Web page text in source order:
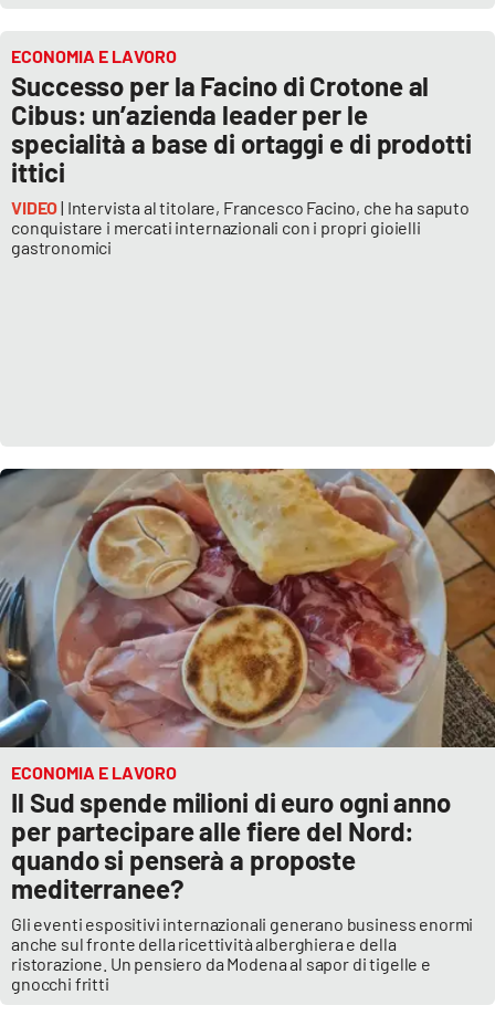
EDIZIONI
LOCALI
Catanzaro
Crotone
Vibo Valentia
PROGETTI
SPECIALI
Buona Sanità Calabria
LACALABRIAVISIONE
Destinazioni
Eventi
Food
Storie
LAC
NETWORK
Lacplay.it
ECONOMIA E LAVORO
Successo per la Facino di Crotone al
Cibus: un’azienda leader per le
specialità a base di ortaggi e di prodotti
ittici
VIDEO| Intervista al titolare, Francesco Facino, che ha saputo
conquistare i mercati internazionali con i propri gioielli
gastronomici
ECONOMIA E LAVORO
Il Sud spende milioni di euro ogni anno
per partecipare alle fiere del Nord:
quando si penserà a proposte
mediterranee?
Gli eventi espositivi internazionali generano business enormi
anche sul fronte della ricettività alberghiera e della
ristorazione. Un pensiero da Modena al sapor di tigelle e
gnocchi fritti